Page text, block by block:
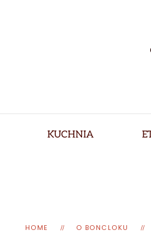
KUCHNIA
HOME O BONCLOKU